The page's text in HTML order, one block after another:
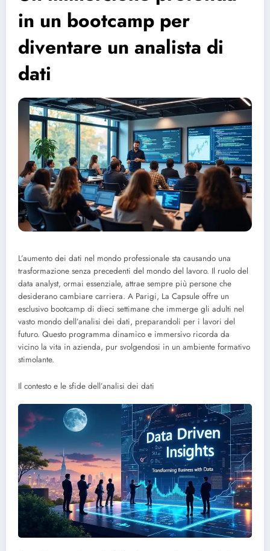
in un bootcamp per
diventare un analista di
dati
L’aumento dei dati nel mondo professionale sta causando una
trasformazione senza precedenti del mondo del lavoro. Il ruolo del
data analyst, ormai essenziale, attrae sempre più persone che
desiderano cambiare carriera. A Parigi, La Capsule offre un
esclusivo bootcamp di dieci settimane che immerge gli adulti nel
vasto mondo dell’analisi dei dati, preparandoli per i lavori del
futuro. Questo programma dinamico e immersivo ricorda da
vicino la vita in azienda, pur svolgendosi in un ambiente formativo
stimolante.
Il contesto e le sfide dell’analisi dei dati